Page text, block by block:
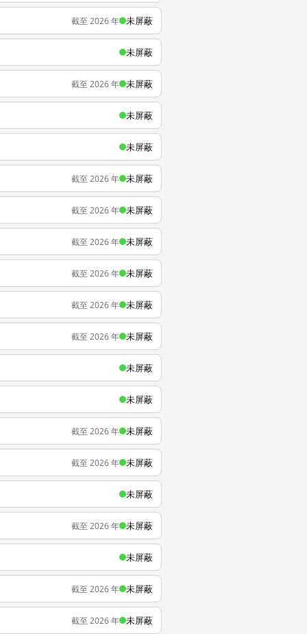
截至 2026 年 未屏蔽
未屏蔽
截至 2026 年 未屏蔽
未屏蔽
未屏蔽
截至 2026 年 未屏蔽
截至 2026 年 未屏蔽
截至 2026 年 未屏蔽
截至 2026 年 未屏蔽
截至 2026 年 未屏蔽
截至 2026 年 未屏蔽
未屏蔽
未屏蔽
截至 2026 年 未屏蔽
截至 2026 年 未屏蔽
未屏蔽
截至 2026 年 未屏蔽
未屏蔽
截至 2026 年 未屏蔽
截至 2026 年 未屏蔽